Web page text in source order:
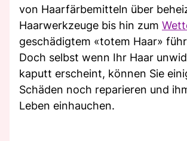
von Haarfärbemitteln über
Haarwerkzeuge bis hin zum
geschädigtem «totem Haar»
Doch selbst wenn Ihr Haar
kaputt erscheint, können Sie
Schäden noch reparieren und
Leben einhauchen.